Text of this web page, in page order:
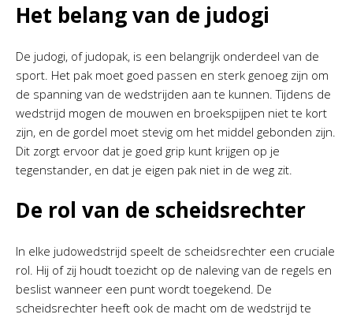
Het belang van de judogi
De judogi, of judopak, is een belangrijk onderdeel van de
sport. Het pak moet goed passen en sterk genoeg zijn om
de spanning van de wedstrijden aan te kunnen. Tijdens de
wedstrijd mogen de mouwen en broekspijpen niet te kort
zijn, en de gordel moet stevig om het middel gebonden zijn.
Dit zorgt ervoor dat je goed grip kunt krijgen op je
tegenstander, en dat je eigen pak niet in de weg zit.
De rol van de scheidsrechter
In elke judowedstrijd speelt de scheidsrechter een cruciale
rol. Hij of zij houdt toezicht op de naleving van de regels en
beslist wanneer een punt wordt toegekend. De
scheidsrechter heeft ook de macht om de wedstrijd te